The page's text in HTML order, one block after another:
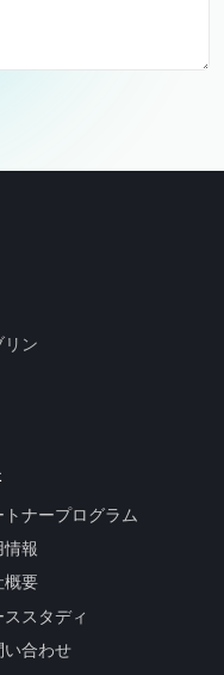
リン
トナープログラム
情報
概要
ススタディ
い合わせ